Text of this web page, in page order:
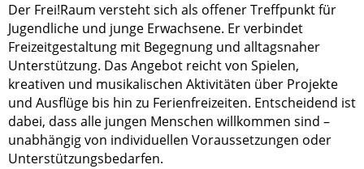
Der Frei!Raum versteht sich als offener Treffpunkt für
Jugendliche und junge Erwachsene. Er verbindet
Freizeitgestaltung mit Begegnung und alltagsnaher
Unterstützung. Das Angebot reicht von Spielen,
kreativen und musikalischen Aktivitäten über Projekte
und Ausflüge bis hin zu Ferienfreizeiten. Entscheidend ist
dabei, dass alle jungen Menschen willkommen sind –
unabhängig von individuellen Voraussetzungen oder
Unterstützungsbedarfen.